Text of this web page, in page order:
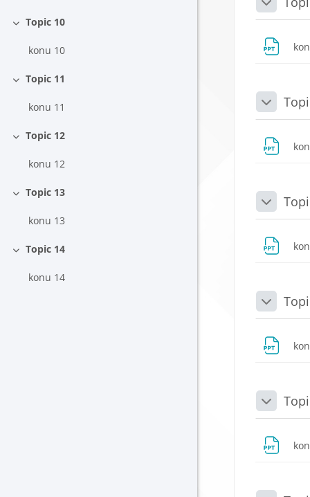
Daralt
Topic 10
konu 10
Daralt
Topic 11
konu 11
Daralt
Topic 12
konu 12
Daralt
Topic 13
konu 13
Daralt
Topic 14
konu 14
Daralt
Daralt
Daralt
Daralt
Daralt